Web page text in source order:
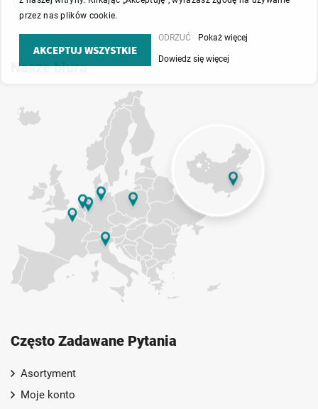
dobrać odpowiednie rozwiązanie!
+48 530 201 275
Nasze biura
Często Zadawane Pytania
Asortyment
Moje konto
przez nas plików cookie.
AKCEPTUJ WSZYSTKIE
ODRZUĆ Pokaż więcej
Dowiedz się więcej